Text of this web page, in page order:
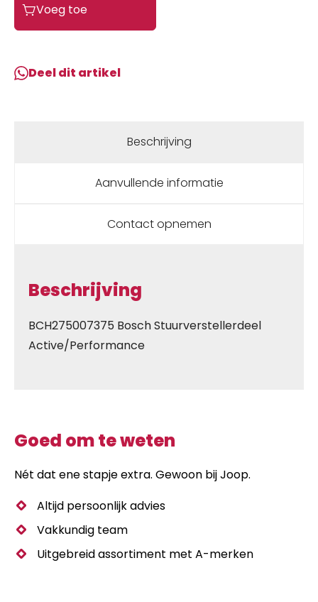
Schroevenkit
drive
3
x
Voeg toe
Deel dit artikel
Beschrijving
Aanvullende informatie
Contact opnemen
Beschrijving
BCH275007375 Bosch Stuurverstellerdeel
Active/Performance
Goed om te weten
Nét dat ene stapje extra. Gewoon bij Joop.
Altijd persoonlijk advies
Vakkundig team
Uitgebreid assortiment met A-merken